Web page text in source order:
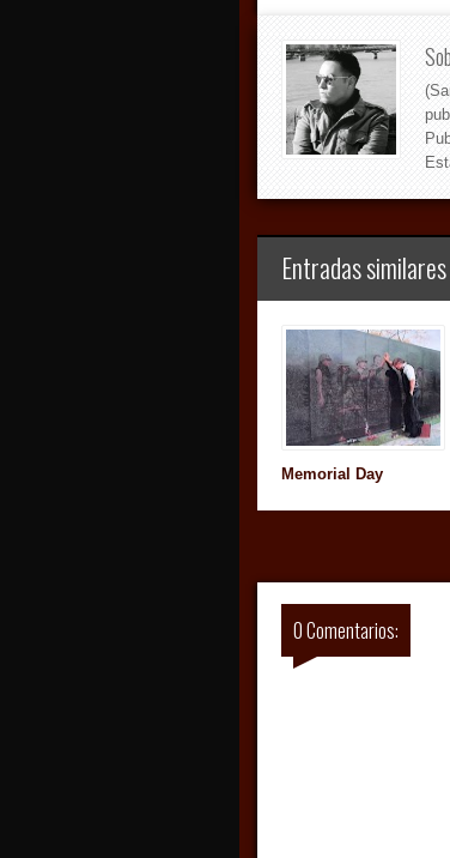
Entradas similares
Memorial Day
0 Comentarios: